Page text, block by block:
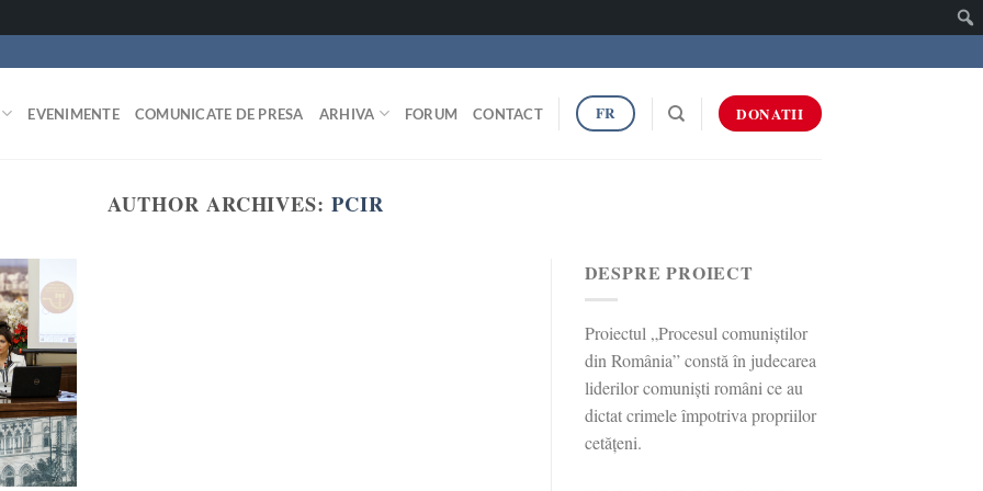
EVENIMENTE COMUNICATE DE PRESA ARHIVA FORUM CONTACT FR DONATII
AUTHOR ARCHIVES: PCIR
DESPRE PROIECT
Proiectul „Procesul comuniștilor
din România” constă în judecarea
liderilor comuniști români ce au
dictat crimele împotriva propriilor
cetățeni.